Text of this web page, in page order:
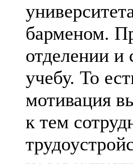
барменом.
отделении и
учебу. То
мотивация
к тем